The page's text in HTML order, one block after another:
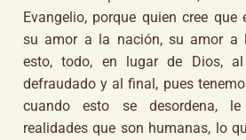
Evangelio, porque quien cree que
su amor a la nación, su amor a
esto, todo, en lugar de Dios,
defraudado y al final, pues
cuando esto se desordena,
realidades que son humanas, lo